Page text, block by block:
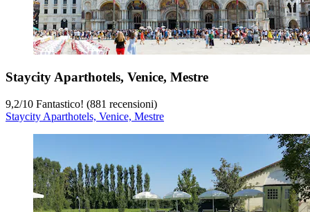
Staycity Aparthotels, Venice, Mestre
9,2/10 Fantastico! (881 recensioni)
Staycity Aparthotels, Venice, Mestre